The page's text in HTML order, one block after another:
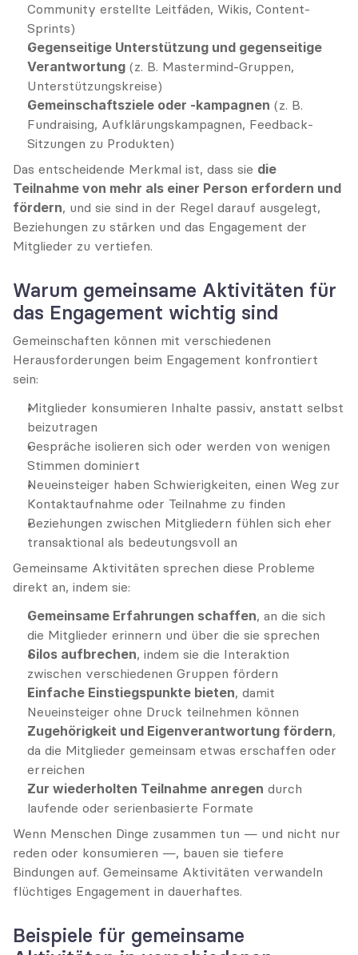
Community erstellte Leitfäden, Wikis, Content-
Sprints)
Gegenseitige Unterstützung und gegenseitige
Verantwortung (z. B. Mastermind-Gruppen,
Unterstützungskreise)
Gemeinschaftsziele oder -kampagnen (z. B.
Fundraising, Aufklärungskampagnen, Feedback-
Sitzungen zu Produkten)
Das entscheidende Merkmal ist, dass sie die
Teilnahme von mehr als einer Person erfordern und
fördern, und sie sind in der Regel darauf ausgelegt,
Beziehungen zu stärken und das Engagement der
Mitglieder zu vertiefen.
Warum gemeinsame Aktivitäten für
das Engagement wichtig sind
Gemeinschaften können mit verschiedenen
Herausforderungen beim Engagement konfrontiert
sein:
Mitglieder konsumieren Inhalte passiv, anstatt selbst
beizutragen
Gespräche isolieren sich oder werden von wenigen
Stimmen dominiert
Neueinsteiger haben Schwierigkeiten, einen Weg zur
Kontaktaufnahme oder Teilnahme zu finden
Beziehungen zwischen Mitgliedern fühlen sich eher
transaktional als bedeutungsvoll an
Gemeinsame Aktivitäten sprechen diese Probleme
direkt an, indem sie:
Gemeinsame Erfahrungen schaffen, an die sich
die Mitglieder erinnern und über die sie sprechen
Silos aufbrechen, indem sie die Interaktion
zwischen verschiedenen Gruppen fördern
Einfache Einstiegspunkte bieten, damit
Neueinsteiger ohne Druck teilnehmen können
Zugehörigkeit und Eigenverantwortung fördern,
da die Mitglieder gemeinsam etwas erschaffen oder
erreichen
Zur wiederholten Teilnahme anregen durch
laufende oder serienbasierte Formate
Wenn Menschen Dinge zusammen tun — und nicht nur
reden oder konsumieren —, bauen sie tiefere
Bindungen auf. Gemeinsame Aktivitäten verwandeln
flüchtiges Engagement in dauerhaftes.
Beispiele für gemeinsame